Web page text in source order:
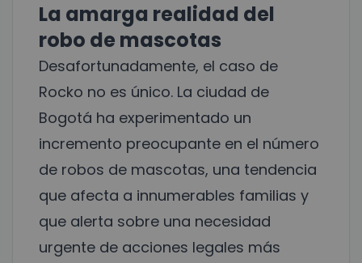
La amarga realidad del
robo de mascotas
Desafortunadamente, el caso de
Rocko no es único. La ciudad de
Bogotá ha experimentado un
incremento preocupante en el número
de robos de mascotas, una tendencia
que afecta a innumerables familias y
que alerta sobre una necesidad
urgente de acciones legales más